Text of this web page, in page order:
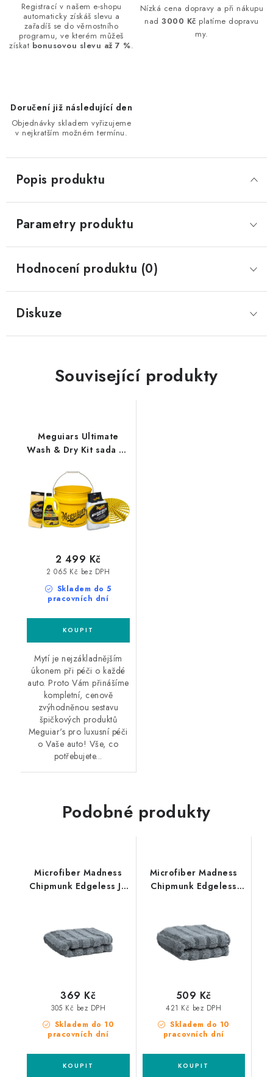
Registrací v našem e-shopu
automaticky získáš slevu a
zařadíš se do věrnostního
programu, ve kterém můžeš
získat bonusovou slevu až 7 %.
Nízká cena dopravy a při nákupu
nad3000 Kč platíme dopravu
my.
Doručení již následující den
Objednávky skladem vyřizujeme
v nejkratším možném termínu.
Popis produktu
Parametry produktu
Hodnocení produktu (0)
Diskuze
Související produkty
Meguiars Ultimate
Wash & Dry Kit sada na
Skladem do 5
pracovních dní
2 065 Kč bez DPH
2 499 Kč
Mytí je nejzákladnějším
úkonem při péči o každé
auto. Proto Vám přinášíme
kompletní, cenově
zvýhodněnou sestavu
špičkových produktů
Meguiar's pro luxusní péči
o Vaše auto! Vše, co
potřebujete...
Podobné produkty
Microfiber Madness
Chipmunk Edgeless Jr.
Skladem do 10
pracovních dní
305 Kč bez DPH
369 Kč
Microfiber Madness
Chipmunk Edgeless
Skladem do 10
pracovních dní
421 Kč bez DPH
509 Kč